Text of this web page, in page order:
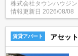
ただきます！お気
株式会社タウンハウジ
情報更新日 2026/08/08
賃貸アパート アセッ